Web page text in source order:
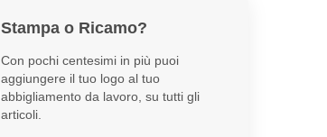
Stampa o Ricamo?
Con pochi centesimi in più puoi
aggiungere il tuo logo al tuo
abbigliamento da lavoro, su tutti gli
articoli.